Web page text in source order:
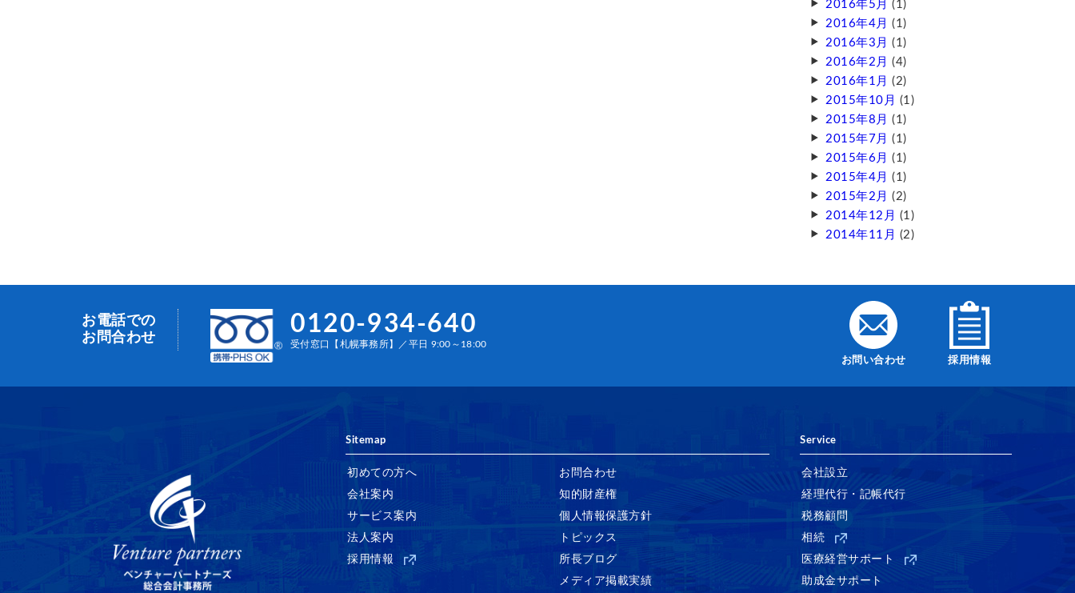
2016年5月 (1)
2016年4月 (1)
2016年3月 (1)
2016年2月 (4)
2016年1月 (2)
2015年10月 (1)
2015年8月 (1)
2015年7月 (1)
2015年6月 (1)
2015年4月 (1)
2015年2月 (2)
2014年12月 (1)
2014年11月 (2)
お電話での
お問合わせ
0120-934-640
受付窓口【札幌事務所】／平日 9:00～18:00
採用情報
お問い合わせ
Sitemap
初めての方へ
会社案内
サービス案内
法人案内
採用情報
お問合わせ
知的財産権
個人情報保護方針
トピックス
所長ブログ
メディア掲載実績
Service
会社設立
経理代行・記帳代行
税務顧問
相続
医療経営サポート
助成金サポート